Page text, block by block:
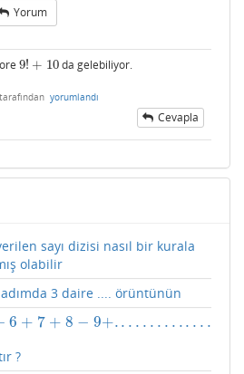
Yorum
9! + 10
9! +10 da gelebiliyor.
tarafından yorumlandı
Cevapla
sayı dizisi nasıl bir kurala
olabilir
3 daire .... örüntünün
6 + 7 + 8 − 9+.. . . . . . . . .. . . .
. ... .... ... .+34 +35−36
?